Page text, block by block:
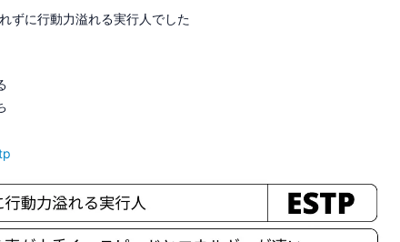
ずに行動力溢れる実行人でした